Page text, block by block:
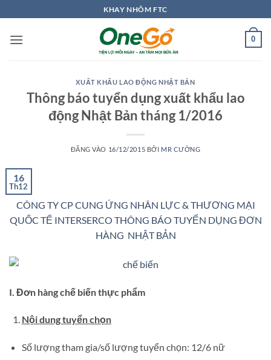
qua
nội
KHAY NHÔM FTC
0
XUẤT KHẨU LAO ĐỘNG NHẬT BẢN
Thông báo tuyển dụng xuất khẩu lao
động Nhật Bản tháng 1/2016
ĐĂNG VÀO 16/12/2015 BỞI MR CƯỜNG
16
Th12
CÔNG TY CP CUNG ỨNG NHÂN LỰC & THƯƠNG MẠI
QUỐC TẾ INTERSERCO THÔNG BÁO TUYỂN DỤNG ĐƠN
HÀNG NHẬT BẢN
I. Đơn hàng chế biến thực phẩm
Nội dung tuyển chọn
Số lượng tham gia/số lượng tuyển chọn: 12/6 nữ